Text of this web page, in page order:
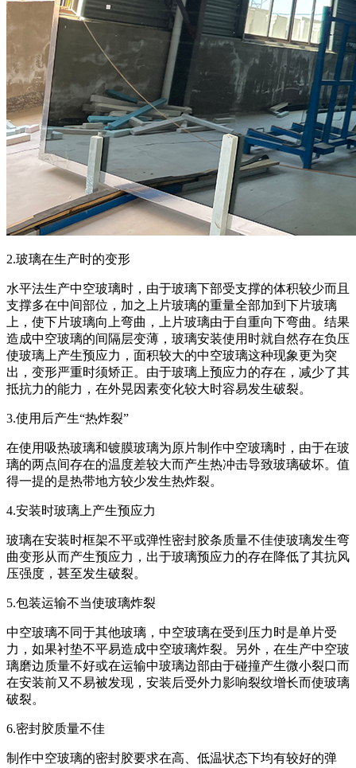
2.玻璃在生产时的变形
水平法生产中空玻璃时，由于玻璃下部受支撑的体积较少而且
支撑多在中间部位，加之上片玻璃的重量全部加到下片玻璃
上，使下片玻璃向上弯曲，上片玻璃由于自重向下弯曲。结果
造成中空玻璃的间隔层变薄，玻璃安装使用时就自然存在负压
使玻璃上产生预应力，面积较大的中空玻璃这种现象更为突
出，变形严重时须矫正。由于玻璃上预应力的存在，减少了其
抵抗力的能力，在外晃因素变化较大时容易发生破裂。
3.使用后产生“热炸裂”
在使用吸热玻璃和镀膜玻璃为原片制作中空玻璃时，由于在玻
璃的两点间存在的温度差较大而产生热冲击导致玻璃破坏。值
得一提的是热带地方较少发生热炸裂。
4.安装时玻璃上产生预应力
玻璃在安装时框架不平或弹性密封胶条质量不佳使玻璃发生弯
曲变形从而产生预应力，出于玻璃预应力的存在降低了其抗风
压强度，甚至发生破裂。
5.包装运输不当使玻璃炸裂
中空玻璃不同于其他玻璃，中空玻璃在受到压力时是单片受
力，如果衬垫不平易造成中空玻璃炸裂。另外，在生产中空玻
璃磨边质量不好或在运输中玻璃边部由于碰撞产生微小裂口而
在安装前又不易被发现，安装后受外力影响裂纹增长而使玻璃
破裂。
6.密封胶质量不佳
制作中空玻璃的密封胶要求在高、低温状态下均有较好的弹